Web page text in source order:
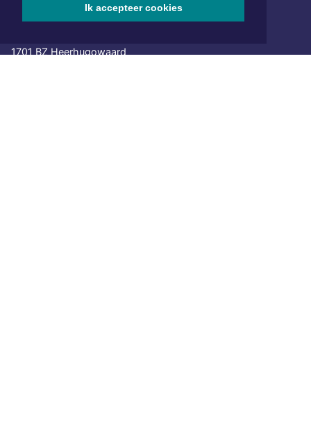
Ik accepteer cookies
Hoofdvestiging:
1701 BZ Heerhugowaard